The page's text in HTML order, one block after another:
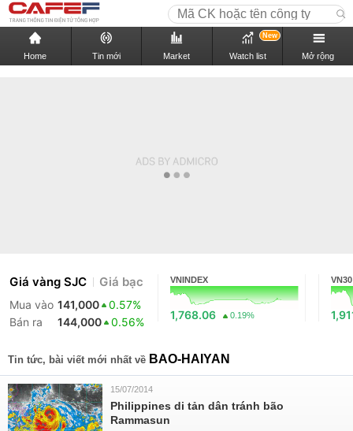
Home Tin mới Market Watch list
New
Mở rộng
Giá vàng SJC Giá bạc
Mua vào 141,000
0.57%
Bán ra
144,000 0.56%
VNINDEX
1,768.06 0.19%
VN30
Tin tức, bài viết mới nhất về BAO-HAIYAN
15/07/2014
Philippines di tản dân tránh bão
Rammasun